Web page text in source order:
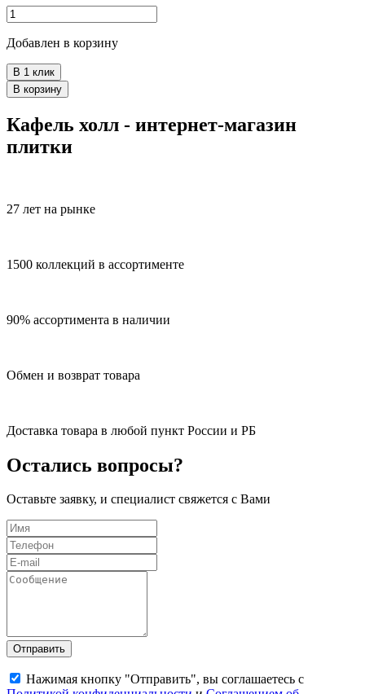
Добавлен в корзину
В 1 клик
В корзину
Кафель холл - интернет-магазин
плитки
27 лет на рынке
1500 коллекций в ассортименте
90% ассортимента в наличии
Обмен и возврат товара
Доставка товара в любой пункт России и РБ
Остались вопросы?
Оставьте заявку, и специалист свяжется с Вами
Отправить
Нажимая кнопку "Отправить", вы соглашаетесь с